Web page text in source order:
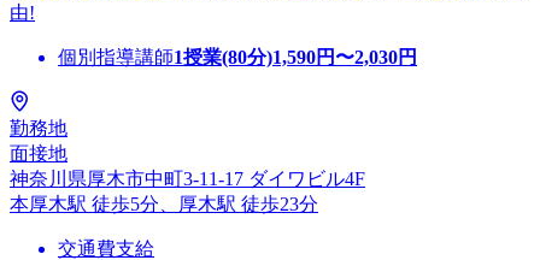
由!
個別指導講師1授業(80分)1,590円〜2,030円
勤務地
面接地
神奈川県厚木市中町3-11-17 ダイワビル4F
本厚木駅 徒歩5分、厚木駅 徒歩23分
交通費支給